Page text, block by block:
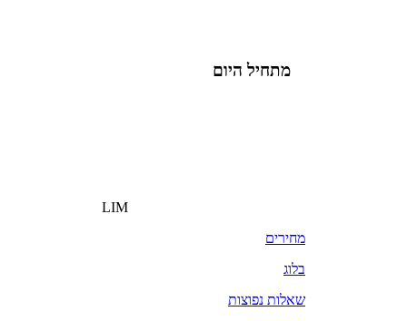
מתחיל היום
LIM
מחירים
בלוג
שאלות נפוצות